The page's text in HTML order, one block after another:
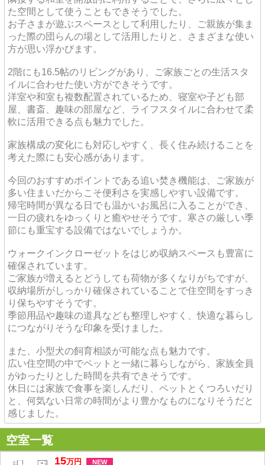
た空間として使うこともできそうでした。
お子さまが遊ぶスペースとして利用したり、ご親族が集ま
った際の団らんの場として活用したりと、さまざまな使い
方が思い浮かびます。
2階にも16.5帖のリビングがあり、ご家族ごとの生活スタ
イルに合わせた使い方ができそうです。
洋室や和室も複数配置されているため、寝室や子ども部
屋、書斎、趣味の部屋など、ライフスタイルに合わせて柔
軟に活用できる点も魅力でした。
家族構成の変化にも対応しやすく、長く住み続けることを
考えた際にも安心感があります。
今回のおすすめポイントである追い焚き機能は、ご家族が
多い住まいだからこそ便利さを実感しやすい設備です。
帰宅時間が異なる日でも温かいお風呂に入ることができ、
一日の疲れをゆっくりと癒やせそうです。寒さの厳しい季
節にも重宝する設備ではないでしょうか。
ウォークインクローゼットをはじめ収納スペースも豊富に
確保されています。
ご家族が増えるとどうしても荷物が多くなりがちですが、
収納場所がしっかり確保されていることで住空間をすっき
り保ちやすそうです。
季節用品や趣味の道具なども整理しやすく、快適な暮らし
につながりそうな印象を受けました。
また、小型犬の飼育相談が可能な点も魅力です。
広い住空間の中でペットと一緒に暮らしながら、家族全員
がゆったりとした時間を共有できそうです。
休日には家族で食事を楽しんだり、ペットとくつろいだり
と、何気ない日常の時間がより豊かなものになりそうだと
感じました。
空室一覧
15万円 NEW